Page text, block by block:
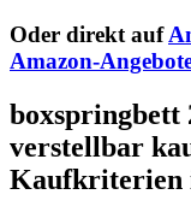
Oder direkt auf
Amazon-
boxspringbett
verstellbar
Kaufkriterien